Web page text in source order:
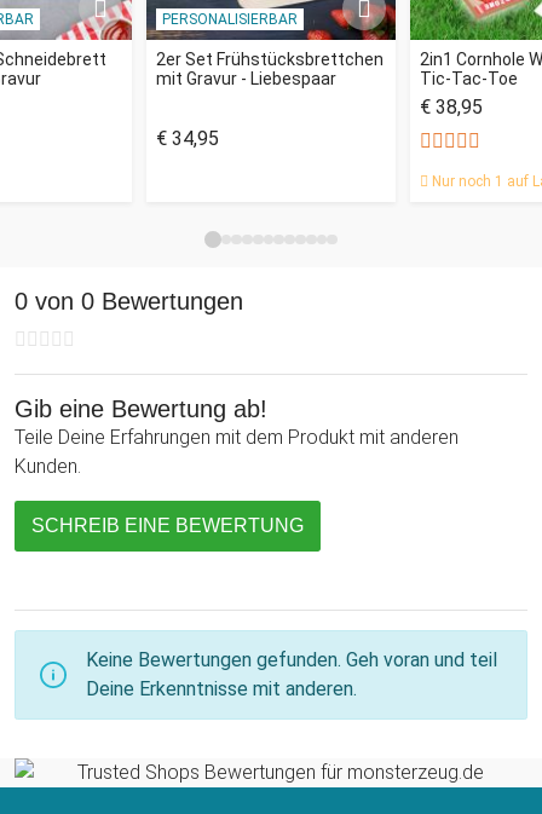
PERSONALISIERBAR
2er Set Frühstücksbrettchen
mit Gravur - Liebespaar
€ 34,95
2in1 Cornhole
Tic-Tac-Toe
€ 38,95
Nur noch 1 auf
0 von 0 Bewertungen
Gib eine Bewertung ab!
Teile Deine Erfahrungen mit dem Produkt mit anderen
Kunden.
SCHREIB EINE BEWERTUNG
Keine Bewertungen gefunden. Geh voran und teil
Deine Erkenntnisse mit anderen.